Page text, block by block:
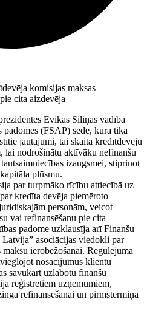
Evikas Siliņas vadībā
padomes (FSAP) sēde, kurā tika
jautājumi, tai skaitā kredītdevēju
lai nodrošinātu aktīvāku nefinanšu
izaugsmei, stiprinot
plūsmu.
par turpmāko rīcību attiecībā uz
kredīta devēja piemēroto
personām, veicot
vai refinansēšanu pie cita
padome uzklausīja arī Finanšu
Latvija” asociācijas viedokli par
ierobežošanai. Regulējuma
nosacījumus klientu
savukārt uzlabotu finanšu
reģistrētiem uzņēmumiem,
refinansēšanai un pirmstermiņa